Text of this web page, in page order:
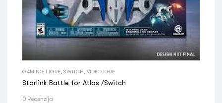
GAMING I IGRE SWITCH VIDEO IGRE
Starlink Battle for Atlas /Switch
0 Recenzija